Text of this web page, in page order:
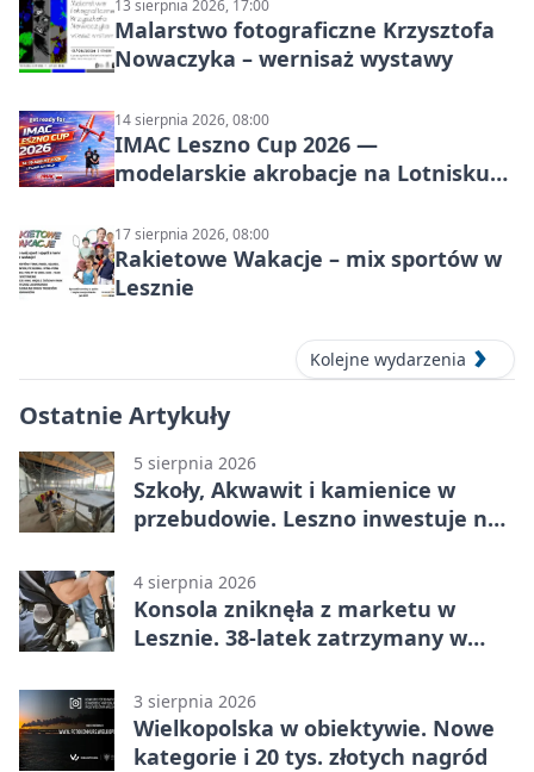
13 sierpnia 2026, 17:00
Malarstwo fotograficzne Krzysztofa
Nowaczyka – wernisaż wystawy
14 sierpnia 2026, 08:00
IMAC Leszno Cup 2026 —
modelarskie akrobacje na Lotnisku
17 sierpnia 2026, 08:00
Rakietowe Wakacje – mix sportów w
Lesznie
Kolejne wydarzenia
Ostatnie Artykuły
5 sierpnia 2026
Szkoły, Akwawit i kamienice w
przebudowie. Leszno inwestuje na
4 sierpnia 2026
Konsola zniknęła z marketu w
Lesznie. 38-latek zatrzymany w
3 sierpnia 2026
Wielkopolska w obiektywie. Nowe
kategorie i 20 tys. złotych nagród